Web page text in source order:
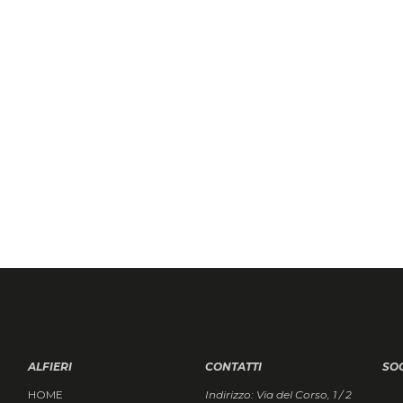
ALFIERI
HOME
CONTATTI
Indirizzo: Via del Corso, 1 / 2